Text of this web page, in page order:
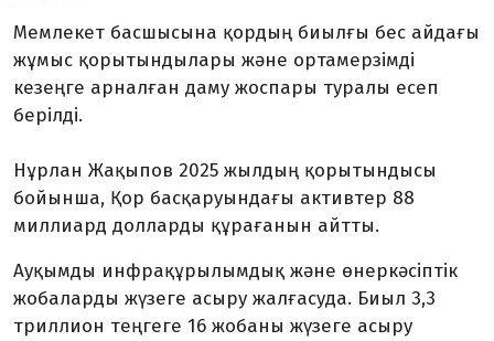
Мемлекет басшысына қордың биылғы бес айдағы
жұмыс қорытындылары және ортамерзімді
кезеңге арналған даму жоспары туралы есеп
берілді.
Нұрлан Жақыпов 2025 жылдың қорытындысы
бойынша, Қор басқаруындағы активтер 88
миллиард долларды құрағанын айтты.
Ауқымды инфрақұрылымдық және өнеркәсіптік
жобаларды жүзеге асыру жалғасуда. Биыл 3,3
триллион теңгеге 16 жобаны жүзеге асыру